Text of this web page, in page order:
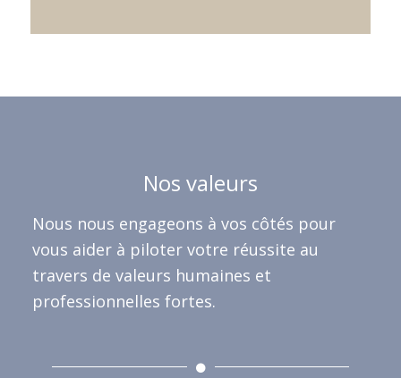
Nos valeurs
Nous nous engageons à vos côtés pour
vous aider à piloter votre réussite au
travers de valeurs humaines et
professionnelles fortes.